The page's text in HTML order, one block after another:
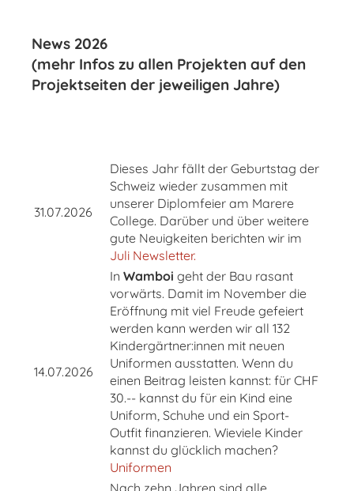
News 2026
(mehr Infos zu allen Projekten auf den
Projektseiten der jeweiligen Jahre)
31.07.2026
Dieses Jahr fällt der Geburtstag der
Schweiz wieder zusammen mit
unserer Diplomfeier am Marere
College. Darüber und über weitere
gute Neuigkeiten berichten wir im
Juli Newsletter.
14.07.2026
In Wamboi geht der Bau rasant
vorwärts. Damit im November die
Eröffnung mit viel Freude gefeiert
werden kann werden wir all 132
Kindergärtner:innen mit neuen
Uniformen ausstatten. Wenn du
einen Beitrag leisten kannst: für CHF
30.-- kannst du für ein Kind eine
Uniform, Schuhe und ein Sport-
Outfit finanzieren. Wieviele Kinder
kannst du glücklich machen?
Uniformen
Nach zehn Jahren sind alle